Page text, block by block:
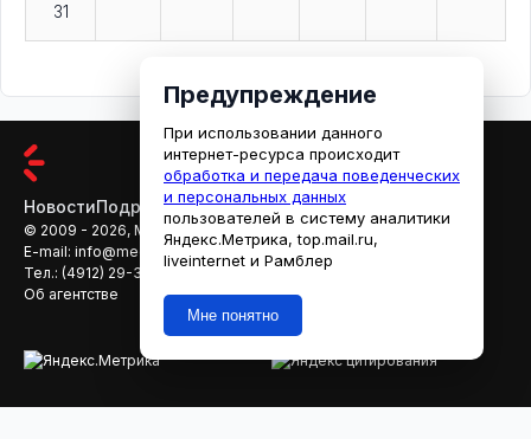
31
НовостиПодробностиАфишаКино
© 2009 - 2026, МЕДИАРЯЗАНЬ
E-mail: info@mediaryazan.ru
reklama@mediaryazan.ru
Тел.: (4912) 29-33-66
Об агентстве
Предупреждение
При использовании данного
интернет-ресурса происходит
обработка и передача поведенческих
и персональных данных
пользователей в систему аналитики
Яндекс.Метрика, top.mail.ru,
liveinternet и Рамблер
Мне понятно